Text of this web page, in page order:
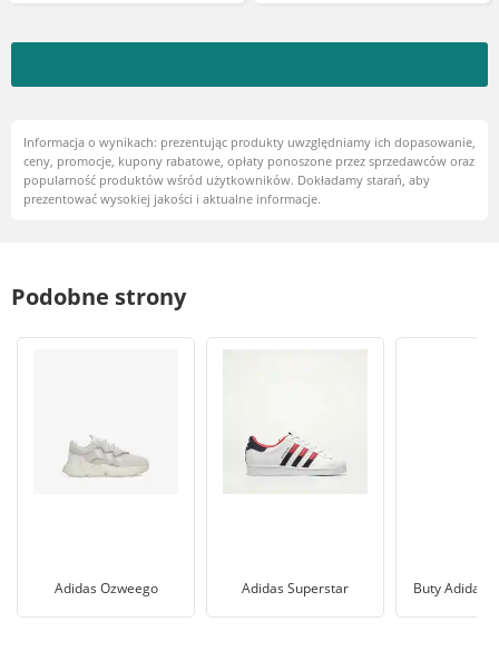
Informacja o wynikach: prezentując produkty uwzględniamy ich dopasowanie,
ceny, promocje, kupony rabatowe, opłaty ponoszone przez sprzedawców oraz
popularność produktów wśród użytkowników. Dokładamy starań, aby
prezentować wysokiej jakości i aktualne informacje.
Podobne strony
Adidas Ozweego Adidas Superstar Buty Adidas